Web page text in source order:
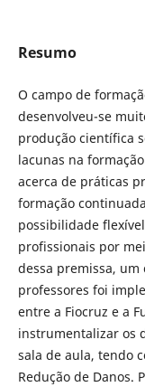
Resumo
O campo de
desenvolveu-se
produção científica
lacunas na
acerca de práticas
formação
possibilidade
profissionais por
dessa premissa,
professores foi
entre a Fiocruz e a
instrumentalizar os
sala de aula, tendo
Redução de Danos.